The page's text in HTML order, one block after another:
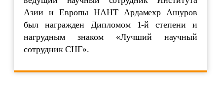
Азии и Европы НАНТ Ардамехр Ашуров
был награжден Дипломом 1-й степени и
нагрудным знаком «Лучший научный
сотрудник СНГ».